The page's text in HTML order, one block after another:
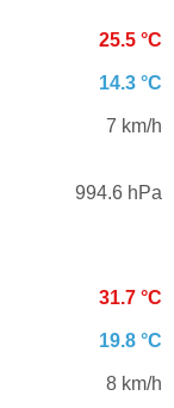
25.5 °C
14.3 °C
7 km/h
994.6 hPa
31.7 °C
19.8 °C
8 km/h